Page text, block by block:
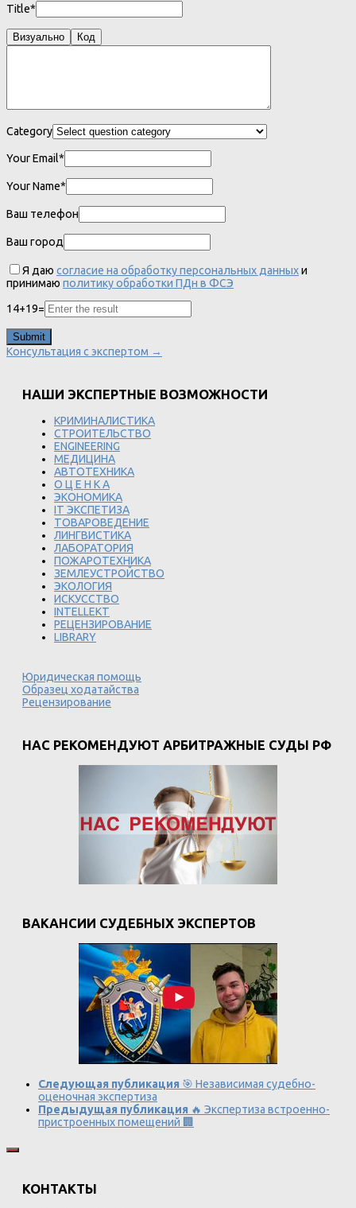
Title*
Визуально Код
Category
Your Email*
Your Name*
Ваш телефон
Ваш город
Я даю согласие на обработку персональных данныхи
принимаю политику обработки ПДн в ФСЭ
14+19=
Консультация с экспертом →
НАШИ ЭКСПЕРТНЫЕ ВОЗМОЖНОСТИ
КРИМИНАЛИСТИКА
СТРОИТЕЛЬСТВО
ENGINEERING
МЕДИЦИНА
АВТОТЕХНИКА
О Ц Е Н К А
ЭКОНОМИКА
IT ЭКСПЕТИЗА
ТОВАРОВЕДЕНИЕ
ЛИНГВИСТИКА
ЛАБОРАТОРИЯ
ПОЖАРОТЕХНИКА
ЗЕМЛЕУСТРОЙСТВО
ЭКОЛОГИЯ
ИСКУССТВО
INTELLEKT
РЕЦЕНЗИРОВАНИЕ
LIBRARY
Юридическая помощь
Образец ходатайства
Рецензирование
НАС РЕКОМЕНДУЮТ АРБИТРАЖНЫЕ СУДЫ РФ
ВАКАНСИИ СУДЕБНЫХ ЭКСПЕРТОВ
Следующая публикация 🎯 Независимая судебно-
оценочная экспертиза
Предыдущая публикация 🔥 Экспертиза встроенно-
пристроенных помещений 🏢
КОНТАКТЫ